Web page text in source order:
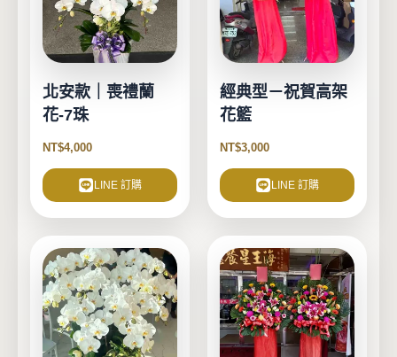
北安款｜喪禮蘭
花-7珠
NT$4,000
LINE 訂購
經典型－祝賀高架
花籃
NT$3,000
LINE 訂購